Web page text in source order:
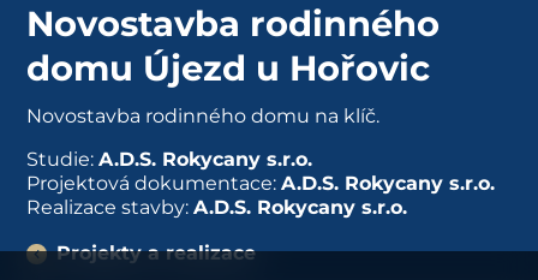
Novostavba rodinného
domu Újezd u Hořovic
Novostavba rodinného domu na klíč.
Studie:A.D.S. Rokycany s.r.o.
Projektová dokumentace:A.D.S. Rokycany s.r.o.
Realizace stavby:A.D.S. Rokycany s.r.o.
Projekty a realizace